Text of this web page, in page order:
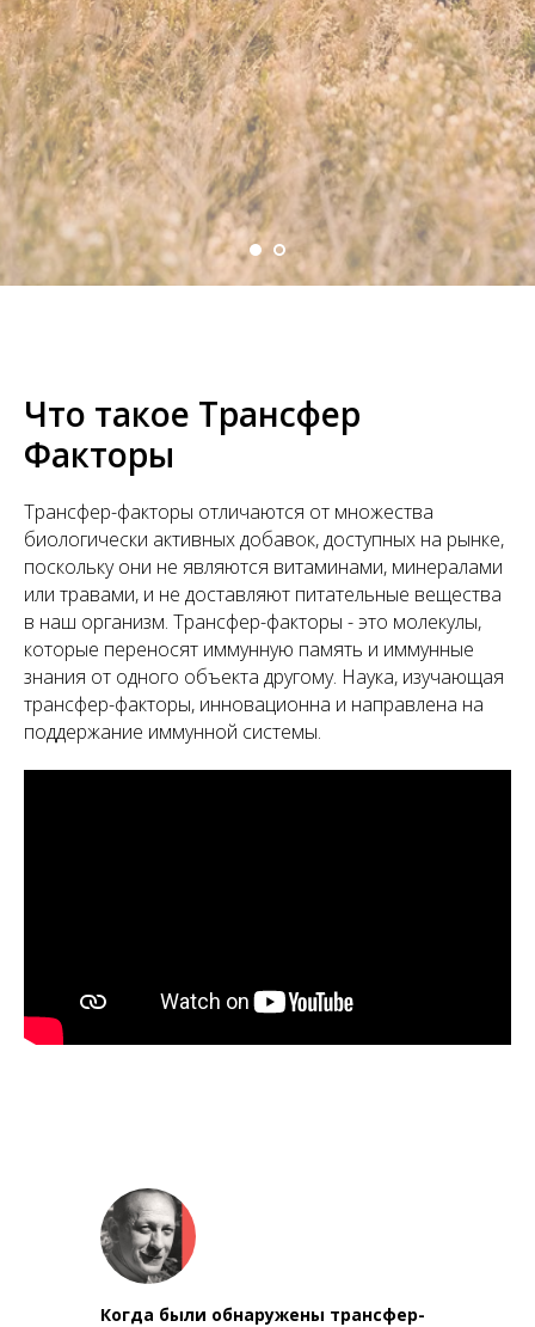
Что такое Трансфер
Факторы
Трансфер-факторы отличаются от множества
биологически активных добавок, доступных на рынке,
поскольку они не являются витаминами, минералами
или травами, и не доставляют питательные вещества
в наш организм. Трансфер-факторы - это молекулы,
которые переносят иммунную память и иммунные
знания от одного объекта другому. Наука, изучающая
трансфер-факторы, инновационна и направлена на
поддержание иммунной системы.
Когда были обнаружены трансфер-